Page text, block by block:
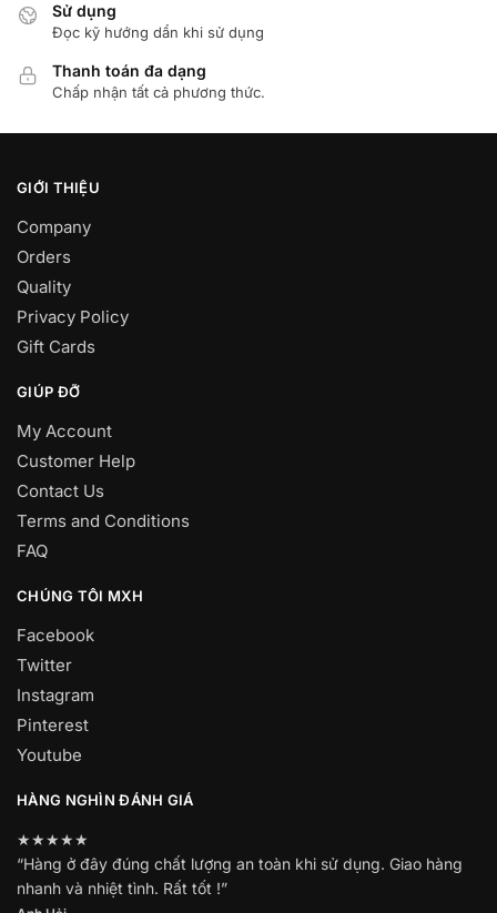
Sử dụng
Đọc kỹ hướng dẩn khi sử dụng
Thanh toán đa dạng
Chấp nhận tất cả phương thức.
GIỚI THIỆU
Company
Orders
Quality
Privacy Policy
Gift Cards
GIÚP ĐỠ
My Account
Customer Help
Contact Us
Terms and Conditions
FAQ
CHÚNG TÔI MXH
Facebook
Twitter
Instagram
Pinterest
Youtube
HÀNG NGHÌN ĐÁNH GIÁ
★★★★★
“Hàng ở đây đúng chất lượng an toàn khi sử dụng. Giao hàng
nhanh và nhiệt tình. Rất tốt !”